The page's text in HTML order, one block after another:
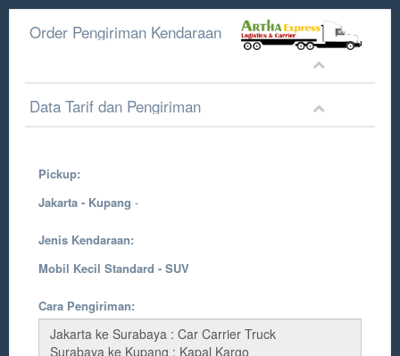
Order Pengiriman Kendaraan
Data Tarif dan Pengiriman
Pickup:
Jakarta - Kupang -
Jenis Kendaraan:
Mobil Kecil Standard - SUV
Cara Pengiriman: